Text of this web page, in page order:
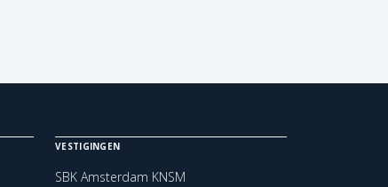
VESTIGINGEN
SBK Amsterdam KNSM